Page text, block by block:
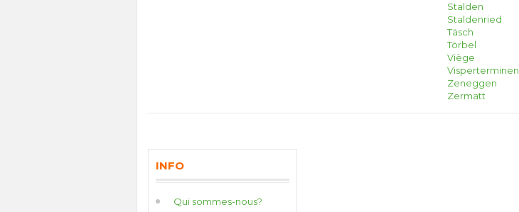
Stalden
Staldenried
Täsch
Törbel
Viège
Visperterminen
Zeneggen
Zermatt
INFO
Qui sommes-nous?